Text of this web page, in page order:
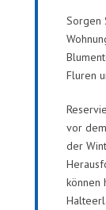
Sorgen
Fluren
vor
der
können